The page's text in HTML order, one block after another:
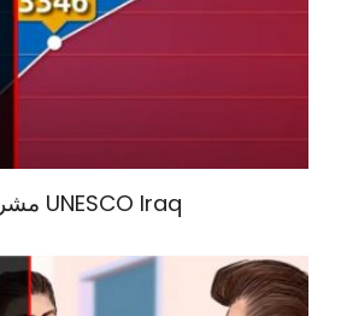
مشروع حماية الصحفيين UNESCO Iraq